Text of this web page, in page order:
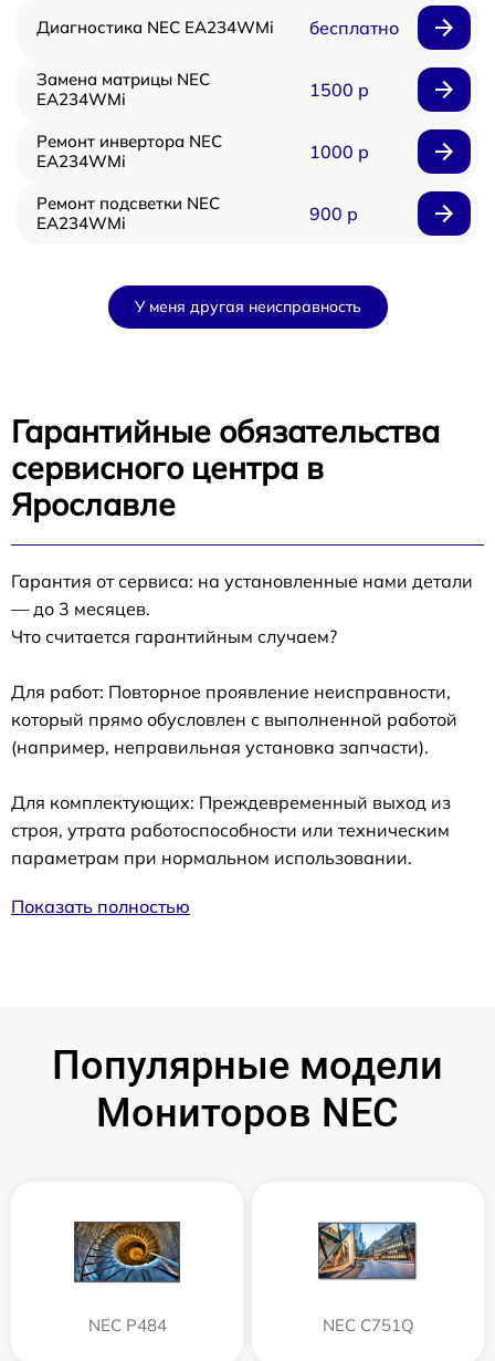
Диагностика NEC EA234WMi бесплатно
Замена матрицы NEC
EA234WMi
1500 р
Ремонт инвертора NEC
EA234WMi
1000 р
Ремонт подсветки NEC
EA234WMi
900 р
У меня другая неисправность
Гарантийные обязательства
сервисного центра в
Ярославле
Гарантия от сервиса: на установленные нами детали
— до 3 месяцев.
Что считается гарантийным случаем?
Для работ: Повторное проявление неисправности,
который прямо обусловлен с выполненной работой
(например, неправильная установка запчасти).
Для комплектующих: Преждевременный выход из
строя, утрата работоспособности или техническим
параметрам при нормальном использовании.
Показать полностью
Популярные модели
Мониторов NEC
NEC P484 NEC C751Q